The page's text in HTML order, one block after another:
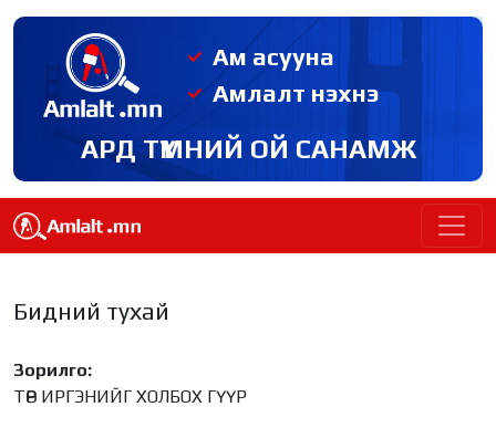
Ам асууна
Амлалт нэхнэ
АРД ТҮМНИЙ ОЙ САНАМЖ
Бидний тухай
Зорилго:
ТӨР ИРГЭНИЙГ ХОЛБОХ ГҮҮР